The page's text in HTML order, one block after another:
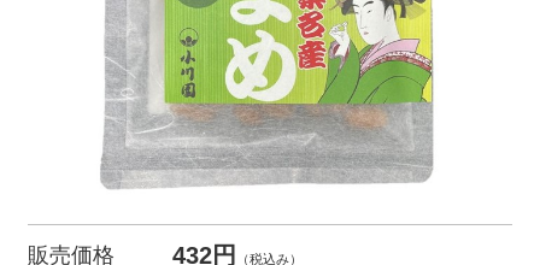
販売価格 432円 （税込み）